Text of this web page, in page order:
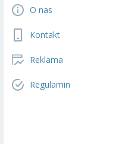
O nas
Kontakt
Reklama
Regulamin